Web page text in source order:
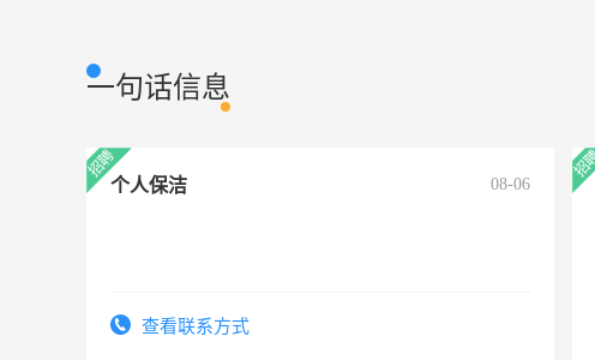
一句话信息
个人保洁 08-06
查看联系方式